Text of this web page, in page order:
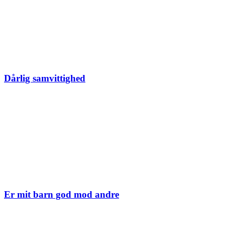
Dårlig samvittighed
Er mit barn god mod andre